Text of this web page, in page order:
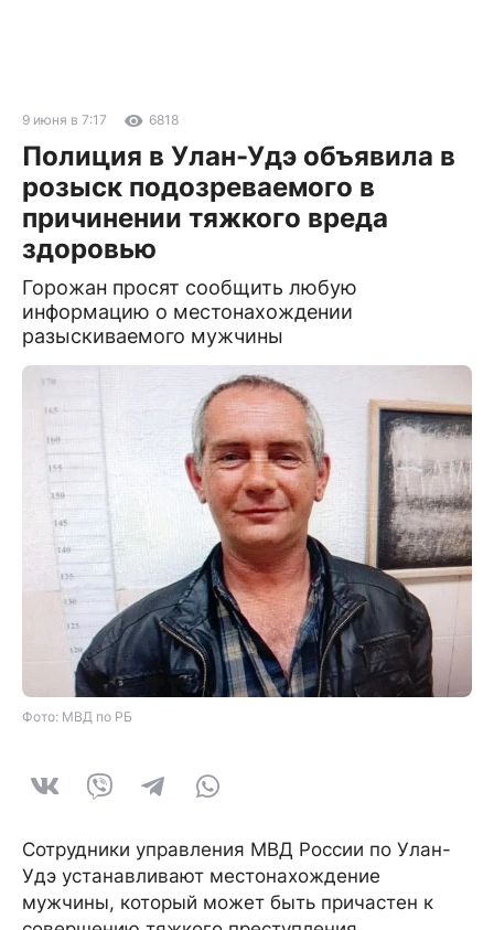
9 июня в 7:17 6818
Полиция в Улан-Удэ объявила в
розыск подозреваемого в
причинении тяжкого вреда
здоровью
Горожан просят сообщить любую
информацию о местонахождении
разыскиваемого мужчины
Фото: МВД по РБ
Сотрудники управления МВД России по Улан-
Удэ устанавливают местонахождение
мужчины, который может быть причастен к